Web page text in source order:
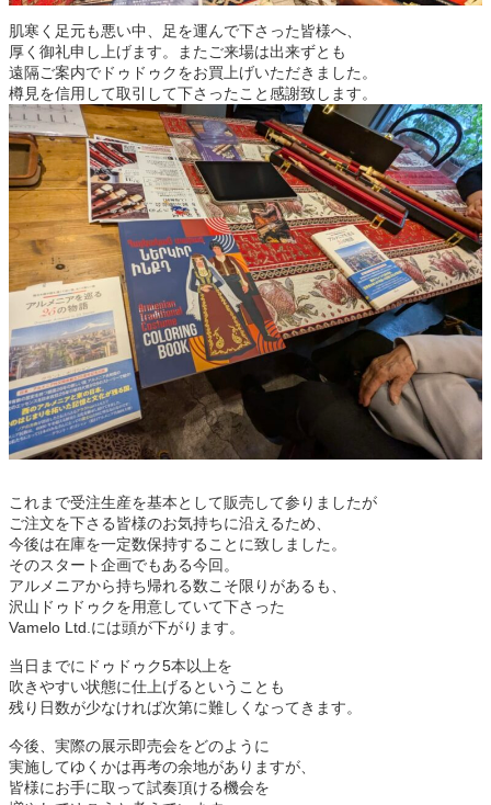
肌寒く足元も悪い中、足を運んで下さった皆様へ、
厚く御礼申し上げます。またご来場は出来ずとも
遠隔ご案内でドゥドゥクをお買上げいただきました。
樽見を信用して取引して下さったこと感謝致します。
これまで受注生産を基本として販売して参りましたが
ご注文を下さる皆様のお気持ちに沿えるため、
今後は在庫を一定数保持することに致しました。
そのスタート企画でもある今回。
アルメニアから持ち帰れる数こそ限りがあるも、
沢山ドゥドゥクを用意していて下さった
Vamelo Ltd.には頭が下がります。
当日までにドゥドゥク5本以上を
吹きやすい状態に仕上げるということも
残り日数が少なければ次第に難しくなってきます。
今後、実際の展示即売会をどのように
実施してゆくかは再考の余地がありますが、
皆様にお手に取って試奏頂ける機会を